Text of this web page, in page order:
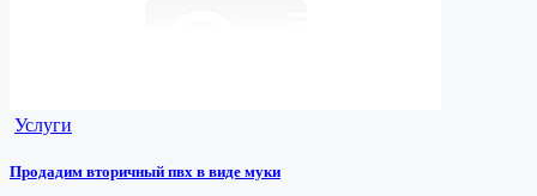
Услуги
Продадим вторичный пвх в виде муки